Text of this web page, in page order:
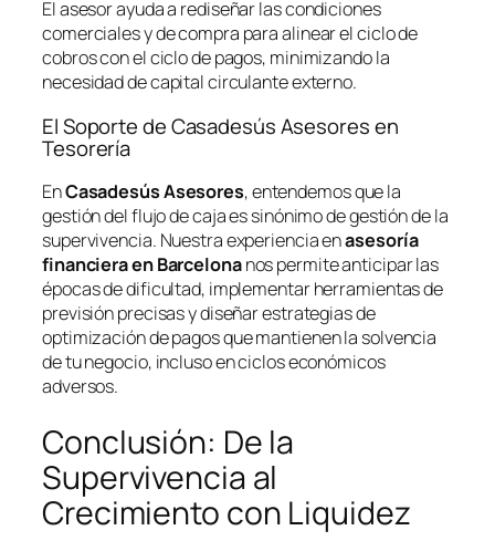
El asesor ayuda a rediseñar las condiciones
comerciales y de compra para alinear el ciclo de
cobros con el ciclo de pagos, minimizando la
necesidad de capital circulante externo.
El Soporte de Casadesús Asesores en
Tesorería
EnCasadesús Asesores, entendemos que la
gestión del flujo de caja es sinónimo de gestión de la
supervivencia. Nuestra experiencia enasesoría
financiera en Barcelonanos permite anticipar las
épocas de dificultad, implementar herramientas de
previsión precisas y diseñar estrategias de
optimización de pagos que mantienen la solvencia
de tu negocio, incluso en ciclos económicos
adversos.
Conclusión: De la
Supervivencia al
Crecimiento con Liquidez